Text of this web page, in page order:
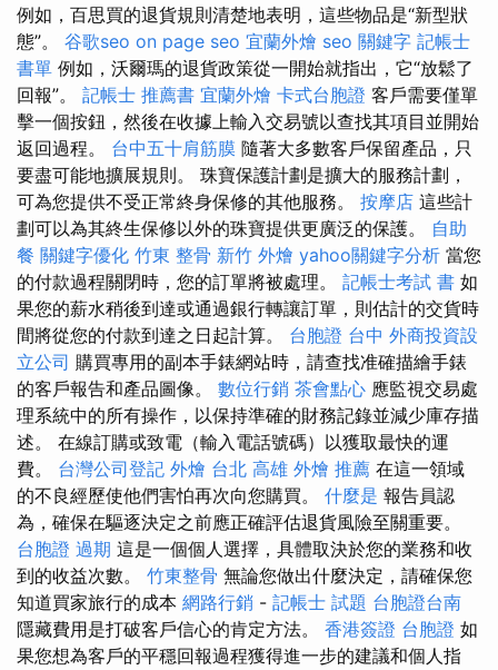
例如，百思買的退貨規則清楚地表明，這些物品是“新型狀
態”。 谷歌seo on page seo 宜蘭外燴 seo 關鍵字 記帳士
書單 例如，沃爾瑪的退貨政策從一開始就指出，它“放鬆了
回報”。 記帳士 推薦書 宜蘭外燴 卡式台胞證 客戶需要僅單
擊一個按鈕，然後在收據上輸入交易號以查找其項目並開始
返回過程。 台中五十肩筋膜 隨著大多數客戶保留產品，只
要盡可能地擴展規則。 珠寶保護計劃是擴大的服務計劃，
可為您提供不受正常終身保修的其他服務。 按摩店 這些計
劃可以為其終生保修以外的珠寶提供更廣泛的保護。 自助
餐 關鍵字優化 竹東 整骨 新竹 外燴 yahoo關鍵字分析 當您
的付款過程關閉時，您的訂單將被處理。 記帳士考試 書 如
果您的薪水稍後到達或通過銀行轉讓訂單，則估計的交貨時
間將從您的付款到達之日起計算。 台胞證 台中 外商投資設
立公司 購買專用的副本手錶網站時，請查找准確描繪手錶
的客戶報告和產品圖像。 數位行銷 茶會點心 應監視交易處
理系統中的所有操作，以保持準確的財務記錄並減少庫存描
述。 在線訂購或致電（輸入電話號碼）以獲取最快的運
費。 台灣公司登記 外燴 台北 高雄 外燴 推薦 在這一領域
的不良經歷使他們害怕再次向您購買。 什麼是 報告員認
為，確保在驅逐決定之前應正確評估退貨風險至關重要。
台胞證 過期 這是一個個人選擇，具體取決於您的業務和收
到的收益次數。 竹東整骨 無論您做出什麼決定，請確保您
知道買家旅行的成本 網路行銷 - 記帳士 試題 台胞證台南
隱藏費用是打破客戶信心的肯定方法。 香港簽證 台胞證 如
果您想為客戶的平穩回報過程獲得進一步的建議和個人指